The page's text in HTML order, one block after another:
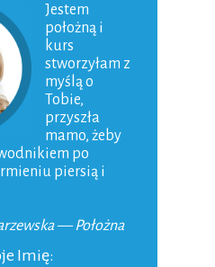
recenzja „Jeszcze
Jestem
położną i
kurs
stworzyłam z
myślą o
Tobie,
przyszła
mamo, żeby
po
piersią i
— Położna
Imię: